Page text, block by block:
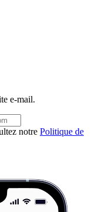
e-mail.
notre Politique de